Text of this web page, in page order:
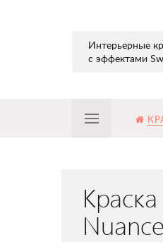
Интерьерные
с эффектами